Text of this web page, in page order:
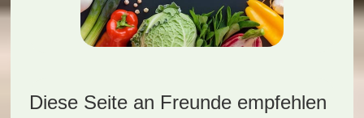
Diese Seite an Freunde empfehlen